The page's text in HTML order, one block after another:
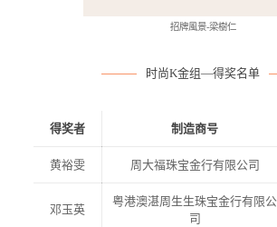
招牌風景-梁樹仁
时尚K金组—得奖名单
得奖者 制造商号
黄裕雯 周大福珠宝金行有限公司
邓玉英
粤港澳湛周生生珠宝金行有限公
司